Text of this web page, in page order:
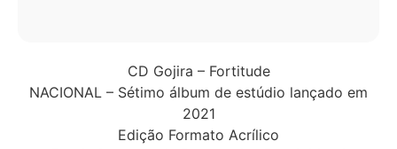
CD Gojira – Fortitude
NACIONAL – Sétimo álbum de estúdio lançado em
2021
Edição Formato Acrílico